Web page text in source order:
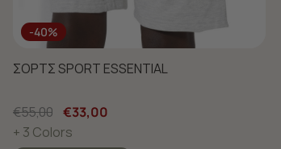
-40%
ΣΟΡΤΣ SPORT ESSENTIAL
€55,00 €33,00
+ 3 Colors